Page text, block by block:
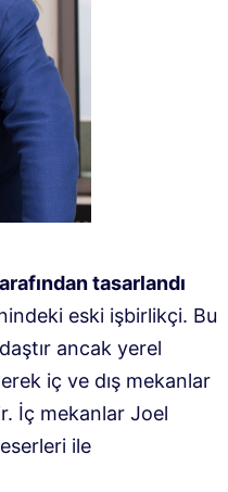
tasarlandı
eski işbirlikçi. Bu
ancak yerel
iç ve dış mekanlar
İç mekanlar Joel
ile